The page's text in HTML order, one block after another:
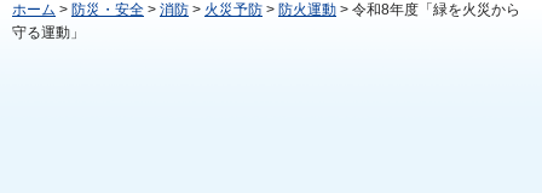
ホーム > 防災・安全 > 消防 > 火災予防 > 防火運動 > 令和8年度「緑を火災から
守る運動」